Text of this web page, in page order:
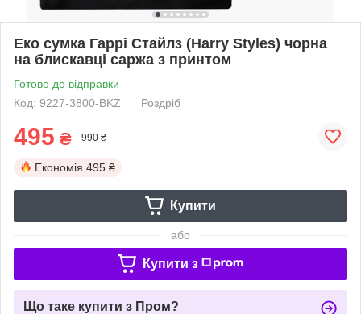
Еко сумка Гаррі Стайлз (Harry Styles) чорна
на блискавці саржа з принтом
Готово до відправки
Код: 9227-3800-BKZ
Роздріб
495 ₴ 990 ₴
Економія 495 ₴
Купити
або
Купити з
Що таке купити з Пром?